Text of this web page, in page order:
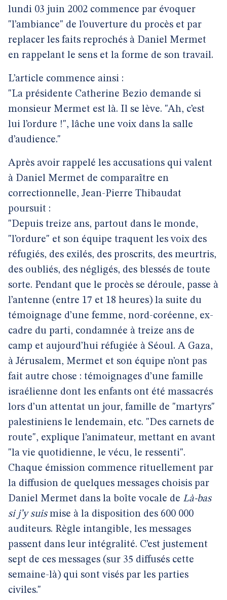
lundi 03 juin 2002 commence par évoquer
"l’ambiance" de l’ouverture du procès et par
replacer les faits reprochés à Daniel Mermet
en rappelant le sens et la forme de son travail.
L’article commence ainsi :
"La présidente Catherine Bezio demande si
monsieur Mermet est là. Il se lève. "Ah, c’est
lui l’ordure !", lâche une voix dans la salle
d’audience."
Après avoir rappelé les accusations qui valent
à Daniel Mermet de comparaître en
correctionnelle, Jean-Pierre Thibaudat
poursuit :
"Depuis treize ans, partout dans le monde,
"l’ordure" et son équipe traquent les voix des
réfugiés, des exilés, des proscrits, des meurtris,
des oubliés, des négligés, des blessés de toute
sorte. Pendant que le procès se déroule, passe à
l’antenne (entre 17 et 18 heures) la suite du
témoignage d’une femme, nord-coréenne, ex-
cadre du parti, condamnée à treize ans de
camp et aujourd’hui réfugiée à Séoul. A Gaza,
à Jérusalem, Mermet et son équipe n’ont pas
fait autre chose : témoignages d’une famille
israélienne dont les enfants ont été massacrés
lors d’un attentat un jour, famille de "martyrs"
palestiniens le lendemain, etc. "Des carnets de
route", explique l’animateur, mettant en avant
"la vie quotidienne, le vécu, le ressenti".
Chaque émission commence rituellement par
la diffusion de quelques messages choisis par
Daniel Mermet dans la boîte vocale de Là-bas
si j’y suismise à la disposition des 600 000
auditeurs. Règle intangible, les messages
passent dans leur intégralité. C’est justement
sept de ces messages (sur 35 diffusés cette
semaine-là) qui sont visés par les parties
civiles."